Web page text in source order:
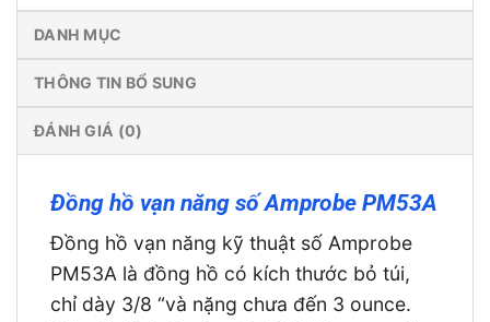
DANH MỤC
THÔNG TIN BỔ SUNG
ĐÁNH GIÁ (0)
Đồng hồ vạn năng số Amprobe PM53A
Đồng hồ vạn năng kỹ thuật số Amprobe
PM53A là đồng hồ có kích thước bỏ túi,
chỉ dày 3/8 “và nặng chưa đến 3 ounce.